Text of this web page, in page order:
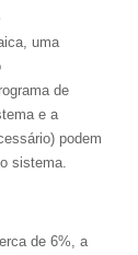
uma
de
e a
podem
sistema.
de 6%, a